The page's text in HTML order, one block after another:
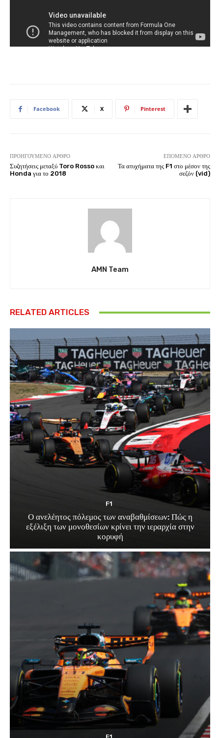
Facebook X Pinterest
ΠΡΟΗΓΟΎΜΕΝΟ ΆΡΘΡΟ
Συζητήσεις μεταξύ Toro Rosso και
Honda για το 2018
ΕΠΌΜΕΝΟ ΆΡΘΡΟ
Τα ατυχήματα της F1 στο μέσον της
σεζόν (vid)
AMN Team
RELATED ARTICLES
F1
Ο ανελέητος πόλεμος των αναβαθμίσεων: Πώς η
εξέλιξη των μονοθεσίων κρίνει την ιεραρχία στην
κορυφή